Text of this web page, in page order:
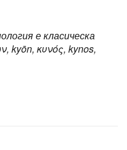
е класическа
kyōn, κυνός, kynos,